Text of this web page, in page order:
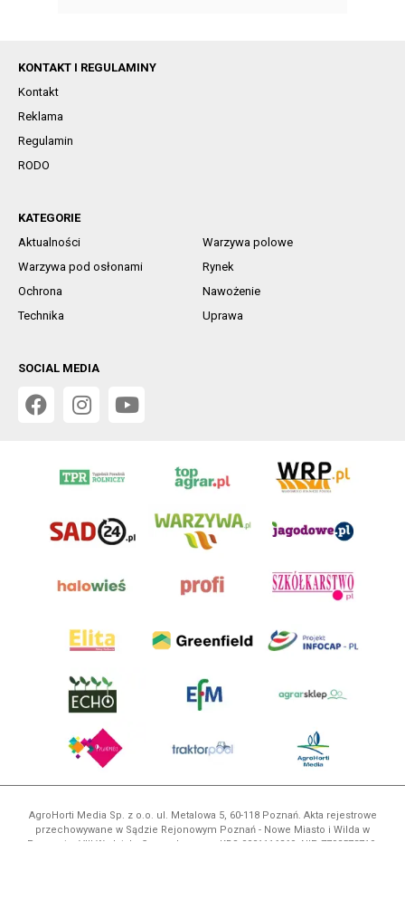
KONTAKT I REGULAMINY
Kontakt
Reklama
Regulamin
RODO
KATEGORIE
Aktualności
Warzywa polowe
Warzywa pod osłonami
Rynek
Ochrona
Nawożenie
Technika
Uprawa
SOCIAL MEDIA
AgroHorti Media Sp. z o.o. ul. Metalowa 5, 60-118 Poznań. Akta rejestrowe
przechowywane w Sądzie Rejonowym Poznań - Nowe Miasto i Wilda w
Poznaniu, VIII Wydziale Gospodarczym, KRS 0001116269, NIP 7792573719,